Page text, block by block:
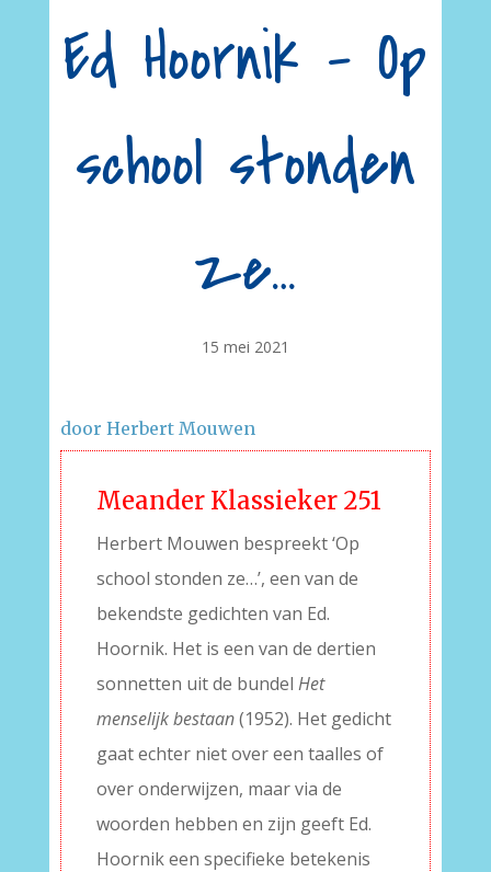
Ed Hoornik – Op
school stonden
ze…
15 mei 2021
door Herbert Mouwen
Meander Klassieker 251
Herbert Mouwen bespreekt ‘Op
school stonden ze…’, een van de
bekendste gedichten van Ed.
Hoornik. Het is een van de dertien
sonnetten uit de bundel Het
menselijk bestaan(1952). Het gedicht
gaat echter niet over een taalles of
over onderwijzen, maar via de
woorden hebben en zijn geeft Ed.
Hoornik een specifieke betekenis